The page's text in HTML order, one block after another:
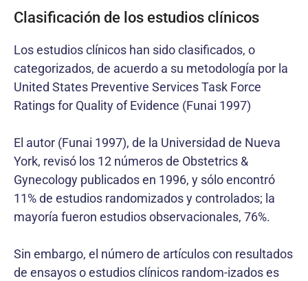
Clasificación de los estudios clínicos
Los estudios clínicos han sido clasificados, o
categorizados, de acuerdo a su metodología por la
United States Preventive Services Task Force
Ratings for Quality of Evidence (Funai 1997)
El autor (Funai 1997), de la Universidad de Nueva
York, revisó los 12 números de Obstetrics &
Gynecology publicados en 1996, y sólo encontró
11% de estudios randomizados y controlados; la
mayoría fueron estudios observacionales, 76%.
Sin embargo, el número de artículos con resultados
de ensayos o estudios clínicos random-izados es